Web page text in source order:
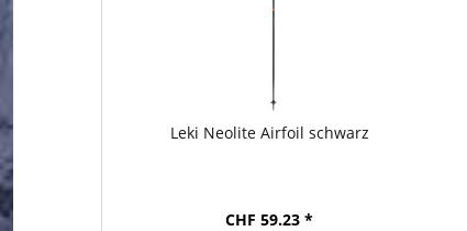
Leki Neolite Airfoil schwarz
CHF 59.23 *